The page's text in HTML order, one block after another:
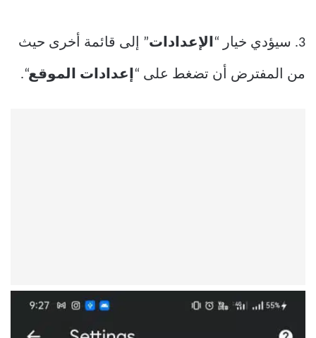
3. سيؤدي خيار “ الإعدادات” إلى قائمة أخرى حيث
من المفترض أن تضغط على “إعدادات الموقع“.